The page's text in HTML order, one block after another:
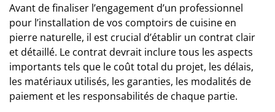
Avant de finaliser l’engagement d’un professionnel
pour l’installation de vos comptoirs de cuisine en
pierre naturelle, il est crucial d’établir un contrat clair
et détaillé. Le contrat devrait inclure tous les aspects
importants tels que le coût total du projet, les délais,
les matériaux utilisés, les garanties, les modalités de
paiement et les responsabilités de chaque partie.